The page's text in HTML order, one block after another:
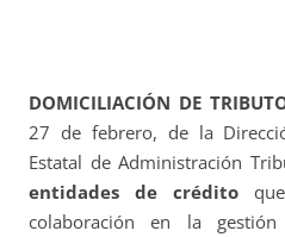
DOMICILIACIÓN DE
27 de febrero, de la
Estatal de Administración
entidades de créditoque
colaboración en la